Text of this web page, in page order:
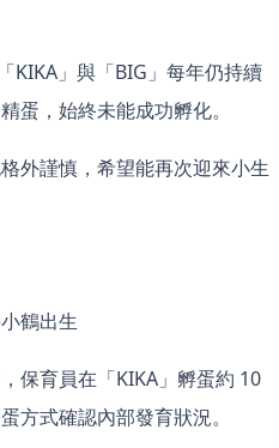
KIKA」與「BIG」每年仍持續
蛋，始終未能成功孵化。
外謹慎，希望能再次迎來小生
鶴出生
保育員在「KIKA」孵蛋約 10
方式確認內部發育狀況。